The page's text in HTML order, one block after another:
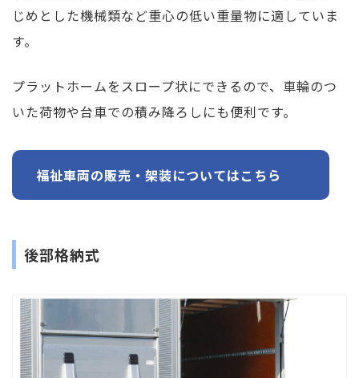
じめとした機械類など重心の低い重量物に適していま
す。
プラットホームをスロープ状にできるので、車輪のつ
いた荷物や台車での積み降ろしにも便利です。
福祉車両の販売・架装についてはこちら
後部格納式